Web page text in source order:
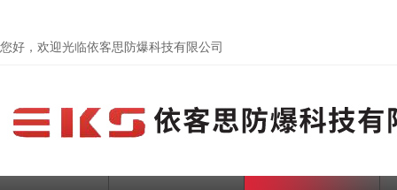
您好，欢迎光临依客思防爆科技有限公司